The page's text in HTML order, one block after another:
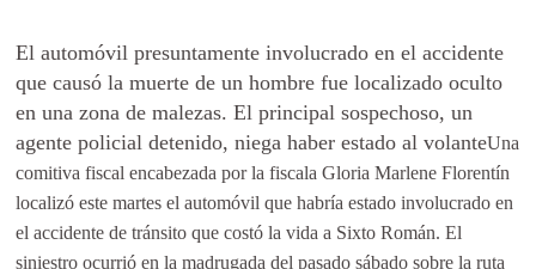
El automóvil presuntamente involucrado en el accidente
que causó la muerte de un hombre fue localizado oculto
en una zona de malezas. El principal sospechoso, un
agente policial detenido, niega haber estado al volanteUna
comitiva fiscal encabezada por la fiscala Gloria Marlene Florentín
localizó este martes el automóvil que habría estado involucrado en
el accidente de tránsito que costó la vida a Sixto Román. El
siniestro ocurrió en la madrugada del pasado sábado sobre la ruta